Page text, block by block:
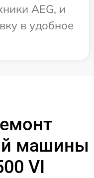
AEG, и
в удобное
машины
VI